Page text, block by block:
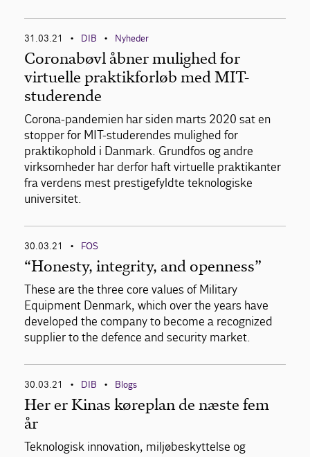
31.03.21 • DIB • Nyheder
Coronabøvl åbner mulighed for
virtuelle praktikforløb med MIT-
studerende
Corona-pandemien har siden marts 2020 sat en
stopper for MIT-studerendes mulighed for
praktikophold i Danmark. Grundfos og andre
virksomheder har derfor haft virtuelle praktikanter
fra verdens mest prestigefyldte teknologiske
universitet.
30.03.21 • FOS
“Honesty, integrity, and openness”
These are the three core values of Military
Equipment Denmark, which over the years have
developed the company to become a recognized
supplier to the defence and security market.
30.03.21 • DIB • Blogs
Her er Kinas køreplan de næste fem
år
Teknologisk innovation, miljøbeskyttelse og